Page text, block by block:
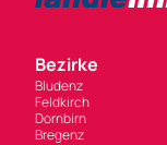
Bezirke
Bludenz
Feldkirch
Dornbirn
Bregenz